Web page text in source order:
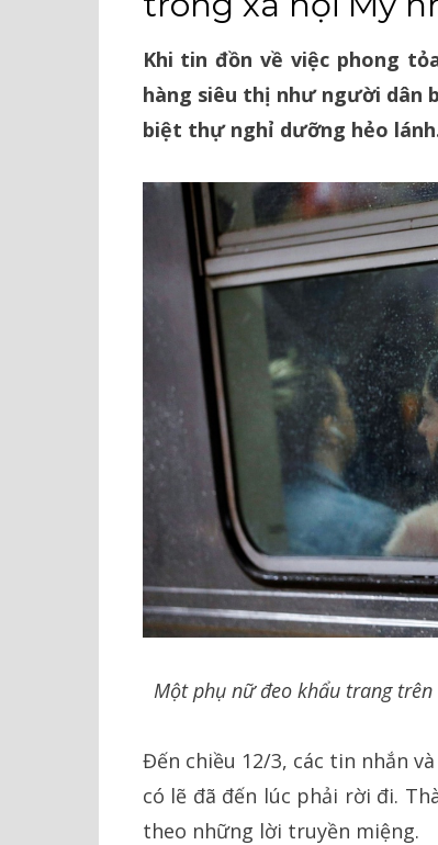
Khi tin đồn về việc phong
hàng siêu thị như người dân
biệt thự nghỉ dưỡng hẻo
Một phụ nữ đeo khẩu trang trên
Đến chiều 12/3, các tin nhắn
có lẽ đã đến lúc phải rời đi.
theo những lời truyền miệng.